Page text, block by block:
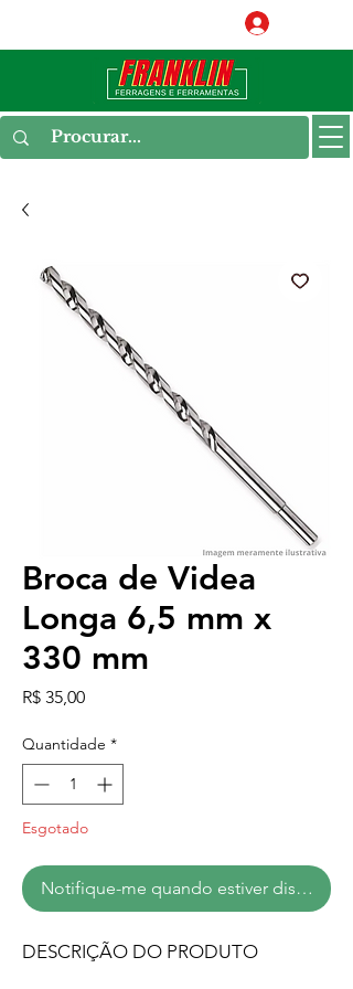
Broca de Videa
Longa 6,5 mm x
330 mm
R$ 35,00Preço
Quantidade *
Esgotado
Notifique-me quando estiver disponível
DESCRIÇÃO DO PRODUTO